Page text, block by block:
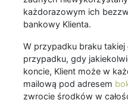
każdorazowym ich
bankowy Klienta.
W przypadku braku
przypadku, gdy
koncie, Klient może w
mailową pod adresem
zwrocie środków w